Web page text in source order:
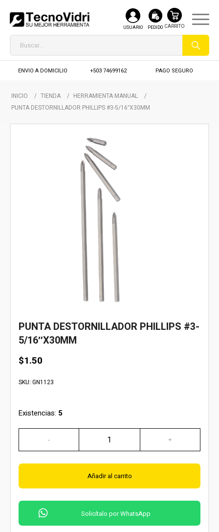
USUARIO PEDIDO
ENVIO A DOMICILIO +503 74699162 PAGO SEGURO
INICIO / TIENDA / HERRAMIENTA MANUAL
/
PUNTA DESTORNILLADOR PHILLIPS #3-5/16″X30MM
PUNTA DESTORNILLADOR PHILLIPS #3-
5/16″X30MM
$1.50
SKU: GN1123
Existencias: 5
Añadir al carrito
Solicítalo por WhatsApp